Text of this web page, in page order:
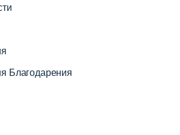
Благодарения